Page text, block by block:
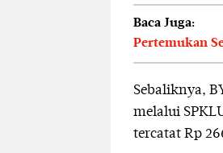
Baca Juga:
Pertemukan
Sebaliknya,
melalui
tercatat Rp